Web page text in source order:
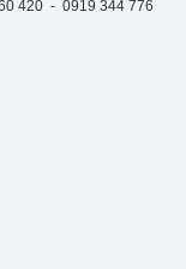
420 - 0919 344 776